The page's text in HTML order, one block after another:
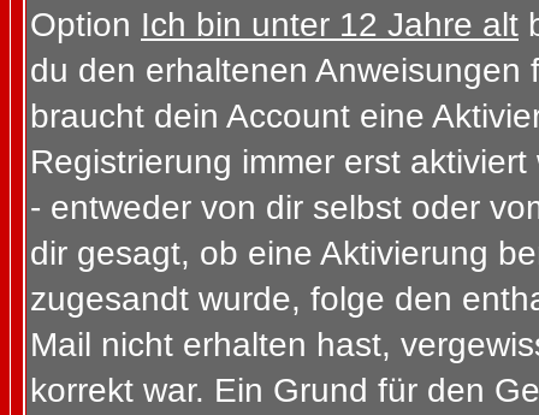
Option Ich bin unter 12 Jahre alt
du den erhaltenen
braucht dein Account eine
Registrierung immer erst
- entweder von dir selbst oder
dir gesagt, ob eine Aktivierung
zugesandt wurde, folge den
Mail nicht erhalten hast,
korrekt war. Ein Grund für den